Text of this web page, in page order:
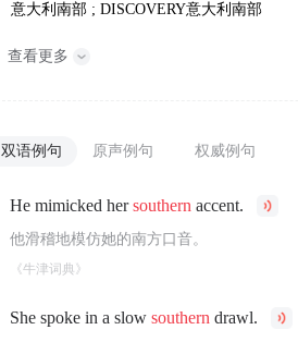
意大利南部 ; DISCOVERY意大利南部
查看更多
双语例句 原声例句 权威例句
He mimicked hersouthern accent.
他滑稽地模仿她的南方口音。
《牛津词典》
She spoke in a slowsouthern drawl.